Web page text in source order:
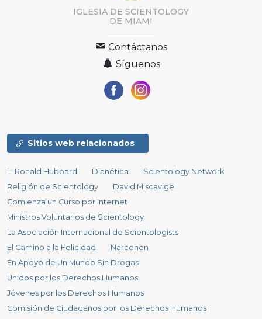
IGLESIA DE SCIENTOLOGY
DE MIAMI
Contáctanos
Síguenos
Sitios web relacionados
L. Ronald Hubbard Dianética
Scientology Network
Religión de Scientology
David Miscavige
Comienza un Curso por Internet
Ministros Voluntarios de Scientology
La Asociación Internacional de Scientologists
El Camino a la Felicidad
Narconon
En Apoyo de Un Mundo Sin Drogas
Unidos por los Derechos Humanos
Jóvenes por los Derechos Humanos
Comisión de Ciudadanos por los Derechos Humanos